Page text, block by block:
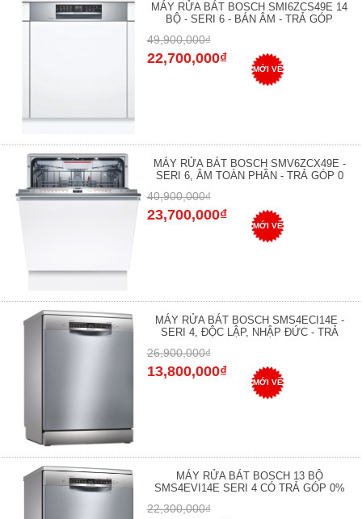
MÁY RỬA BÁT BOSCH SMI6ZCS49E 14
BỘ - SERI 6 - BÁN ÂM - TRẢ GÓP
49,900,000₫
22,700,000₫
MỚI VỀ
MÁY RỬA BÁT BOSCH SMV6ZCX49E -
SERI 6, ÂM TOÀN PHẦN - TRẢ GÓP 0
40,900,000₫
23,700,000₫
MỚI VỀ
MÁY RỬA BÁT BOSCH SMS4ECI14E -
SERI 4, ĐỘC LẬP, NHẬP ĐỨC - TRẢ
26,900,000₫
13,800,000₫
MỚI VỀ
MÁY RỬA BÁT BOSCH 13 BỘ
SMS4EVI14E SERI 4 CÓ TRẢ GÓP 0%
22,300,000₫